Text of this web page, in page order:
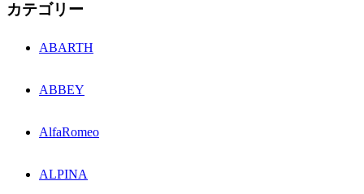
カテゴリー
ABARTH
ABBEY
AlfaRomeo
ALPINA